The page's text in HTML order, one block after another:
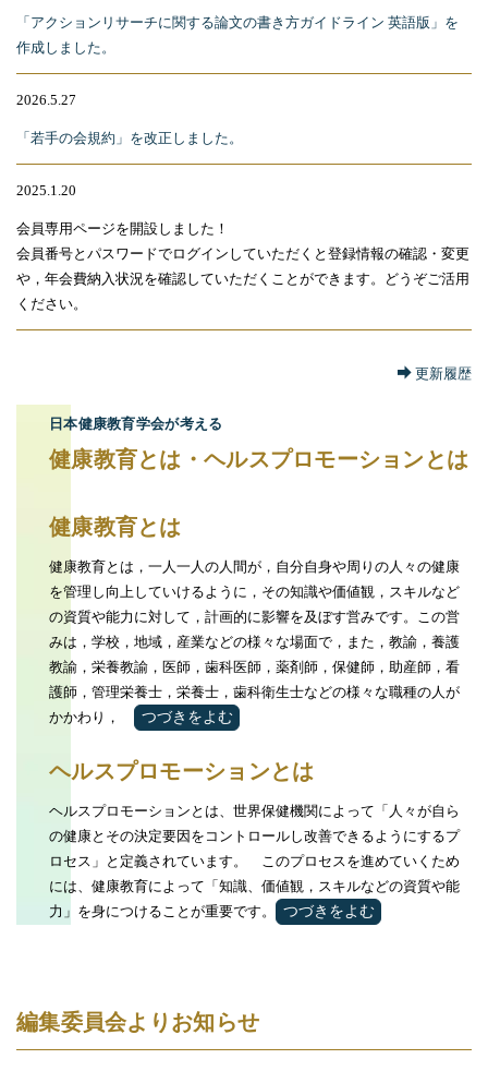
「アクションリサーチに関する論文の書き方ガイドライン 英語版」を
作成しました。
2026.5.27
「若手の会規約」を改正しました。
2025.1.20
会員専用ページを開設しました！
会員番号とパスワードでログインしていただくと登録情報の確認・変更
や，年会費納入状況を確認していただくことができます。どうぞご活用
ください。
更新履歴
日本健康教育学会が考える
健康教育とは・ヘルスプロモーションとは
健康教育とは
健康教育とは，一人一人の人間が，自分自身や周りの人々の健康
を管理し向上していけるように，その知識や価値観，スキルなど
の資質や能力に対して，計画的に影響を及ぼす営みです。この営
みは，学校，地域，産業などの様々な場面で，また，教諭，養護
教諭，栄養教諭，医師，歯科医師，薬剤師，保健師，助産師，看
護師，管理栄養士，栄養士，歯科衛生士などの様々な職種の人が
かかわり，
つづきをよむ
ヘルスプロモーションとは
ヘルスプロモーションとは、世界保健機関によって「人々が自ら
の健康とその決定要因をコントロールし改善できるようにするプ
ロセス」と定義されています。 このプロセスを進めていくため
には、健康教育によって「知識、価値観，スキルなどの資質や能
力」を身につけることが重要です。
つづきをよむ
編集委員会よりお知らせ